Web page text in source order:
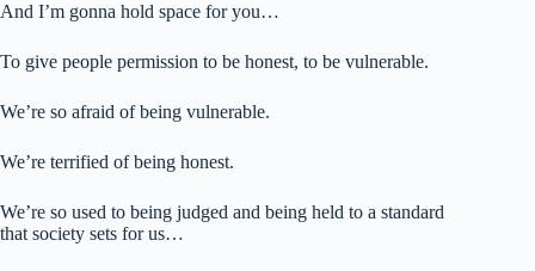
And I’m gonna hold space for you…
To give people permission to be honest, to be vulnerable.
We’re so afraid of being vulnerable.
We’re terrified of being honest.
We’re so used to being judged and being held to a standard
that society sets for us…